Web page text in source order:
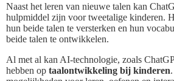
Naast het leren van nieuwe talen kan
hulpmiddel zijn voor tweetalige kinderen.
hun beide talen te versterken en hun
beide talen te ontwikkelen.
Al met al kan AI-technologie, zoals
hebben op taalontwikkeling bij kinderen